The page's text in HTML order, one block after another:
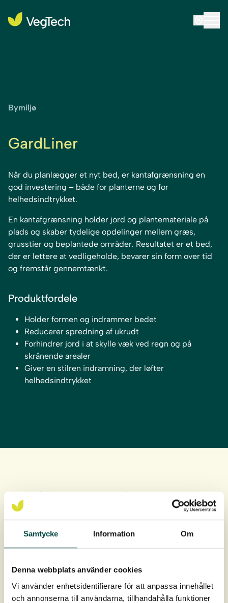
Samtycke Information Om
Denna webbplats använder cookies
Vi använder enhetsidentifierare för att anpassa innehållet
och annonserna till användarna, tillhandahålla funktioner
Bymiljø
GardLiner
Når du planlægger et nyt bed, er kantafgrænsning en
god investering – både for planterne og for
helhedsindtrykket.
En kantafgrænsning holder jord og plantemateriale på
plads og skaber tydelige opdelinger mellem græs,
grusstier og beplantede områder. Resultatet er et bed,
der er lettere at vedligeholde, bevarer sin form over tid
og fremstår gennemtænkt.
Produktfordele
Holder formen og indrammer bedet
Reducerer spredning af ukrudt
Forhindrer jord i at skylle væk ved regn og på
skrånende arealer
Giver en stilren indramning, der løfter
helhedsindtrykket
GardLiner Kantafgrænser
Vi tilbyder kantafgrænsningen GardLiner – som hjælper
dig med tydelige opdelinger i dit anlæg, adskiller
forskellige materialer, holder bedene lette at
GardLiner® Steellight 110V